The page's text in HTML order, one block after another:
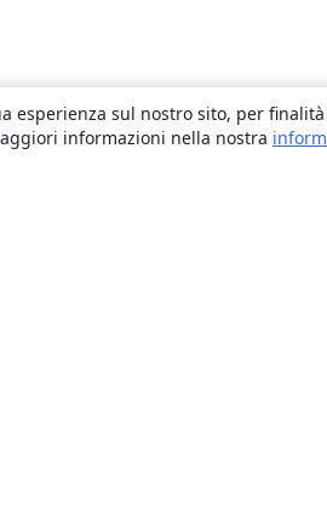
esperienza sul nostro sito, per
informazioni nella nostra